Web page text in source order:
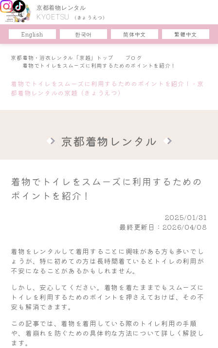
京都着物レンタル
KYOETSU (きょうえつ)
English 한국어 简体中文 繁體中文
京都着物・浴衣レンタル「京越」トップ
ブログ
着物でトイレをスムーズに利用するためのポイントを紹介！
着物でトイレをスムーズに利用するためのポイントを紹介！ - 京
都着物レンタルの京越（きょうえつ）
京都着物レンタル
着物でトイレをスムーズに利用するための
ポイントを紹介！
2025/01/31
最終更新日：2026/04/08
着物をレンタルして着用することに興味がある方も多いでし
ょうが、特に初めての方は長時間着ているとトイレの利用が
不安になることがあるかもしれません。
しかし、安心してください。着物を着たままでもスムーズに
トイレを利用するためのポイントを押さえておけば、その不
安も解消できます。
この記事では、着物を着用している際のトイレ利用の手順
や、着崩れを防ぐための具体的な方法について詳しく解説し
ます。